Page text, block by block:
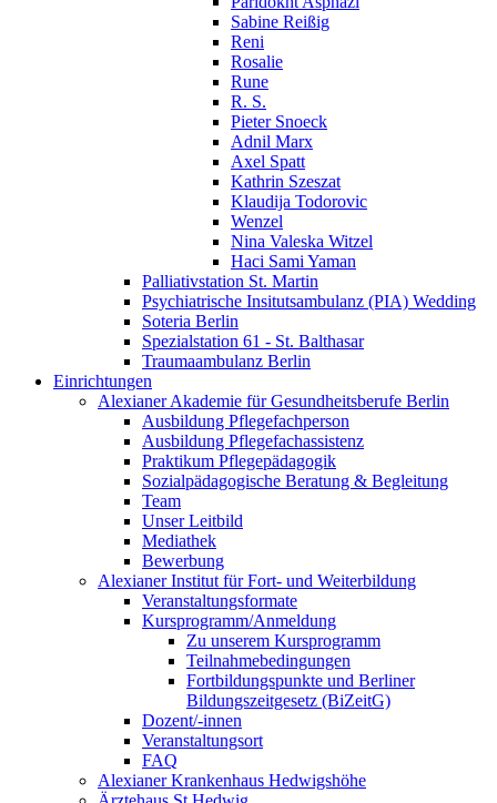
Sabine Reißig
Reni
Rosalie
Rune
R. S.
Pieter Snoeck
Adnil Marx
Axel Spatt
Kathrin Szeszat
Klaudija Todorovic
Wenzel
Nina Valeska Witzel
Haci Sami Yaman
Palliativstation St. Martin
Psychiatrische Insitutsambulanz (PIA) Wedding
Soteria Berlin
Spezialstation 61 - St. Balthasar
Traumaambulanz Berlin
Einrichtungen
Alexianer Akademie für Gesundheitsberufe Berlin
Ausbildung Pflegefachperson
Ausbildung Pflegefachassistenz
Praktikum Pflegepädagogik
Sozialpädagogische Beratung & Begleitung
Team
Unser Leitbild
Mediathek
Bewerbung
Alexianer Institut für Fort- und Weiterbildung
Veranstaltungsformate
Kursprogramm/Anmeldung
Zu unserem Kursprogramm
Teilnahmebedingungen
Fortbildungspunkte und Berliner
Bildungszeitgesetz (BiZeitG)
Dozent/-innen
Veranstaltungsort
FAQ
Alexianer Krankenhaus Hedwigshöhe